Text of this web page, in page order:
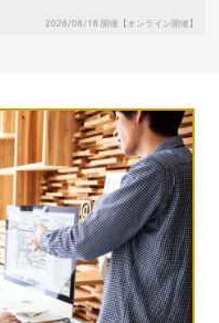
2026/08/18 開催【オンライン開催】